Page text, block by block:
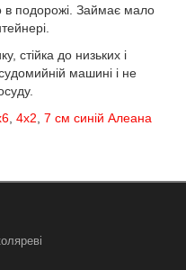
в подорожі. Займає мало
стійка до низьких і
машині і не
4х2 7 см синій Алеана